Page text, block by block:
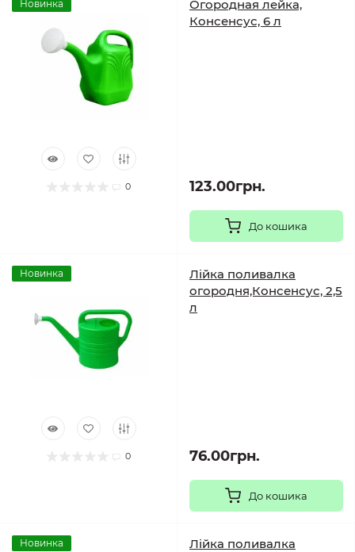
Новинка
0
Огородная лейка,
Консенсус, 6 л
123.00грн.
До кошика
Новинка
0
Лійка поливалка
огородня,Консенсус, 2,5
л
76.00грн.
До кошика
Новинка
Лійка поливалка